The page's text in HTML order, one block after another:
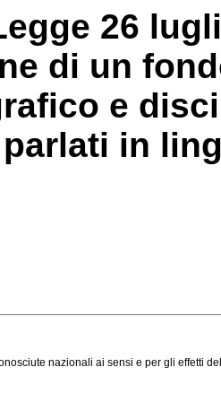
26
di un
e
in
nazionali ai sensi e per gli effetti